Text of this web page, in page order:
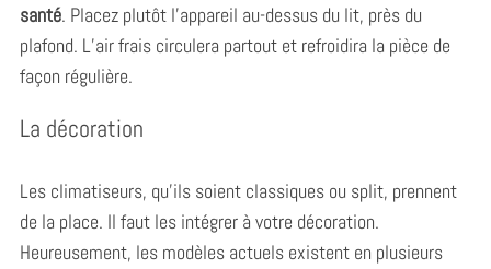
santé. Placez plutôt l’appareil au-dessus du lit, près du
plafond. L’air frais circulera partout et refroidira la pièce de
façon régulière.
La décoration
Les climatiseurs, qu’ils soient classiques ou split, prennent
de la place. Il faut les intégrer à votre décoration.
Heureusement, les modèles actuels existent en plusieurs
S